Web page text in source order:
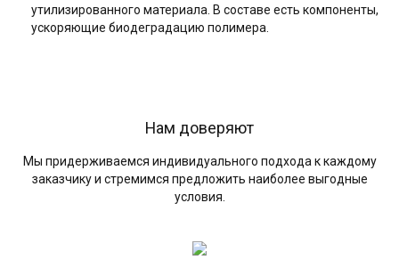
утилизированного материала. В составе есть компоненты,
ускоряющие биодеградацию полимера.
Нам доверяют
Мы придерживаемся индивидуального подхода к каждому
заказчику и стремимся предложить наиболее выгодные
условия.